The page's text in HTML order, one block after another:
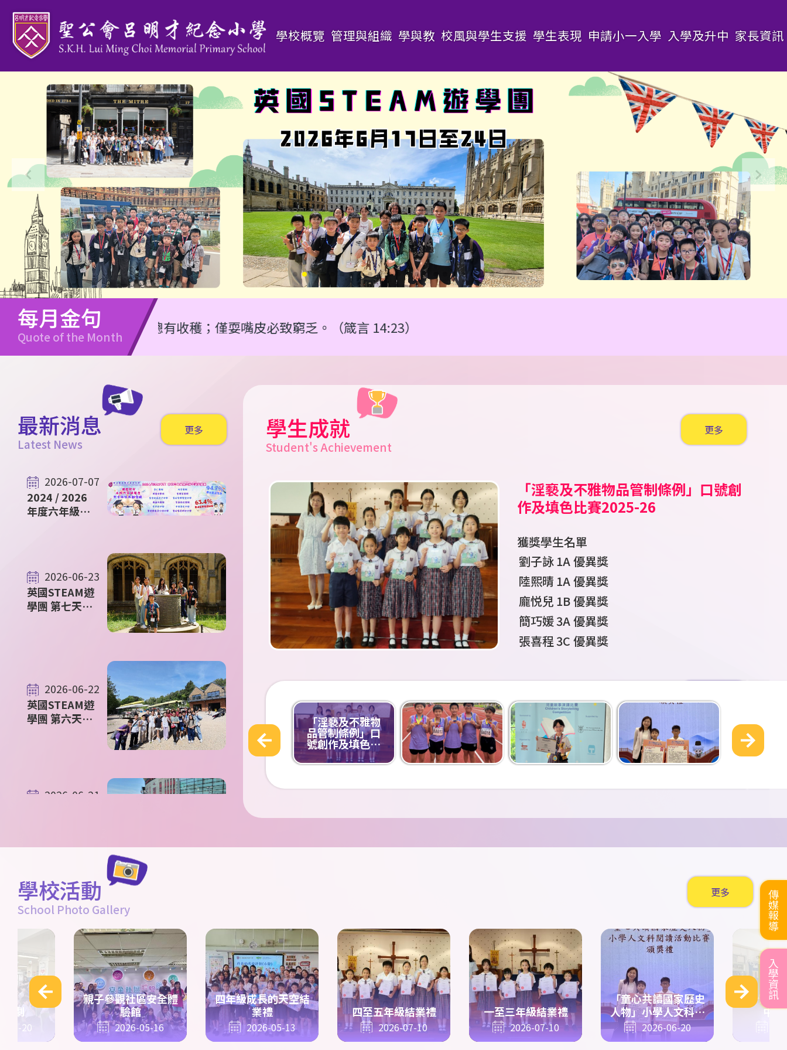
移至主內容 Main
navigation
學校概覽 管理與組織 學與教 校風與學生支援 學生表現 申請小一入學 入學及升中 家長資訊
傳媒報導
入學資訊
每月金句
Quote of the Month
任何勤勞總有收穫；僅耍嘴皮必致窮乏。（箴言 14:23）
最新消息
Latest News
更多
2026-07-07
2024 / 2026
年度六年級升
2026-06-23
英國STEAM遊
學團 第七天花
2026-06-22
英國STEAM遊
學團 第六天花
2026-06-21
2026-06-20
英國STEAM遊
絮
學生成就
Student's Achievement
更多
「淫褻及不雅物品管制條例」口號創
作及填色比賽2025-26
獲獎學生名單
劉子詠1A優異獎
陸熙晴 1A優異獎
龐悦兒 1B優異獎
簡巧媛3A優異獎
張喜程3C 優異獎
錢沛言4B優異獎
李衍融4B優異獎
陳芷瑤5B
優異獎
王嘉歆5B優異獎
陳果
5C優異獎
公民田徑錦標賽 2026
謝樂言
王展濠
3C
許峻軒
4A
梁直樹
5B
梁直樹 許峻熙
尹俊殷 簡傲哲
5B 5C
5C 5D
Tell A Tale Children’s
Storytelling Competition
獲獎學生名單
陳恩琳 2C Category 1
「童心共讀國家歷史人物」小學人文
科閱讀活動比賽
獲獎學生名單
張志恆4A高小文字報告個人組季軍
陳栢朗 4C高小文字報告個人組優異獎
2026新星啟德盃田徑錦標賽
1A董胤澤
2A葉柏熙
3A劉穎彤
3A杜芯泳
3C王展濠
2016組60米 季軍、
100米 殿軍
4B
葉敏匡 2016
5C許峻熙
2015年組 跳遠 季
軍、60米第六名優異
獎
2013組1500米 殿
2014組400米 第六名
200米 第五名
6B黃開昇
優異獎
6B戴俊賢
中學C組
米 第六
名優異獎
6B黃開昇6B
戴俊
賢6C陳敏希 6C郭澔
霖
男子中學C組4x100
米 季軍
霓裳裏的中國 華服親子設計比賽
香工思高盃小學足球邀請賽
學生姓名班別
張志恆
4A
郭子熙
4C
雷諾森
5A
許峻熙
5C
梁沐恩
6A
陳敏希
6C
劉明希
6C
符恩傑
6D
尹俊熹
6D
嘉栢理念小學足球邀請賽2026
學生姓名班別
王梓翔
3A
張志恆
4A
許峻軒
4A
龍俊瀟
4A
葉敏匡
4B
郭子熙
4C
湯俊彥
4C
劉嘉浚
4C
高星宇
4C
朱霆軒
4C
二零二六年香港花卉展覽（花展）賽
馬會學生繪畫比賽
獲獎學生名單
陳芷瑤5B高小組
香港青少年田徑分齡賽2026 (一)
6A梁沐恩6A于豐瑞
戴俊賢6B黃開昇
1A董胤澤2A葉柏熙
張德山 2C劉靖揚
6A于豐瑞
2A葉柏熙
2C劉靖揚
男子 U9
擲壘球 第
七名優異獎
女子U14擲鐵
餅 第八名優異獎
2026新星新春兒童及少年田徑賽
許峻軒4A男子
許峻軒4A男子2016
葉敏匡 4B男子2016
南區小學生五人足球賽 2025/26
許峻軒4A
冠軍
郭子熙4C
許峻熙 5C
梁沐恩 6A
孫啓溢6A
陳敏希6C
符恩傑6D
尹俊熹6D
第十五屆（2025-2026）「閃耀之
星」才華拓展獎學金頒獎典禮
獲獎學生名單
《我要讚佢》「最值得表揚學生獎勵
計劃」
獲獎學生名單
譚語彤6B最值得表揚學生
趙温良 5C最值得表揚學生
聖公會小學第二十九屆數學奧林匹克
比賽
獲獎學生名單
康俊辰6A 個人賽優異獎
康俊辰 6A
郭思培6A
劉泓希 6C
彭子諾6D
趙温良5C
秦賢皓5D
楊凱瑞5D
沙田武術錦標賽
張志恆4A男子五步拳
何明澤4A男子雙截棍
葉敏匡 4B男子五步拳
杜泫悅 6A女子南拳
杜泫悅6A女子劍術
周皓朗4C 男子五步拳
張志恆4A集體五步拳第二名
何明澤4A集體五步拳第二名
葉敏匡4B 集體五步拳
第二名
周皓朗4C 集體 五步拳第二名
郭子熙4C集體五步拳第二名
尹楊新6D集體五步拳第二名
沙田武術錦標賽2025
4A 張志恆 男子五步拳 冠軍
4A 何明澤 男子雙截棍 亞軍
4B 葉敏匡 男子五步拳 季軍
6A 杜泫悅 女子南拳及女子劍術 第四名
4C 周皓朗 男子五步拳 第六名
聖公會小學第二十九屆數學奧林匹克
比賽
獲獎學生名單
康俊辰6A
隊際賽優異獎
郭思培 6A
劉泓希 6C
李沛諾6C
彭子諾6D
秦賢皓5D
楊凱瑞5D
愛國共融•彩繪舊城@中西區公民教
育填色比賽
獲獎學生名單
陸庭欣3B初小組
第十二屆全港小學數學挑戰賽
學生姓
名
班
別
別
秦賢皓
5D
康俊辰
6A
郭思培
6A
彭子諾
6D
獎
楊凱瑞
5D
小五組個人賽優異
獎
李沛諾
6C
小六組個人賽優異
獎
「淫褻及不雅物
品管制條例」口
號創作及填色比
賽2025-26
學校活動
School Photo Gallery
更多
劇
05-20
親子參觀社區安全體
驗館
2026-05-16
四年級成長的天空結
業禮
2026-05-13
四至五年級結業禮
2026-07-10
一至三年級結業禮
2026-07-10
「童心共讀國家歷史
人物」小學人文科閱
讀活動比賽
2026-06-20
中文